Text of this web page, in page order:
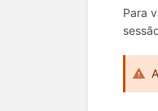
Para